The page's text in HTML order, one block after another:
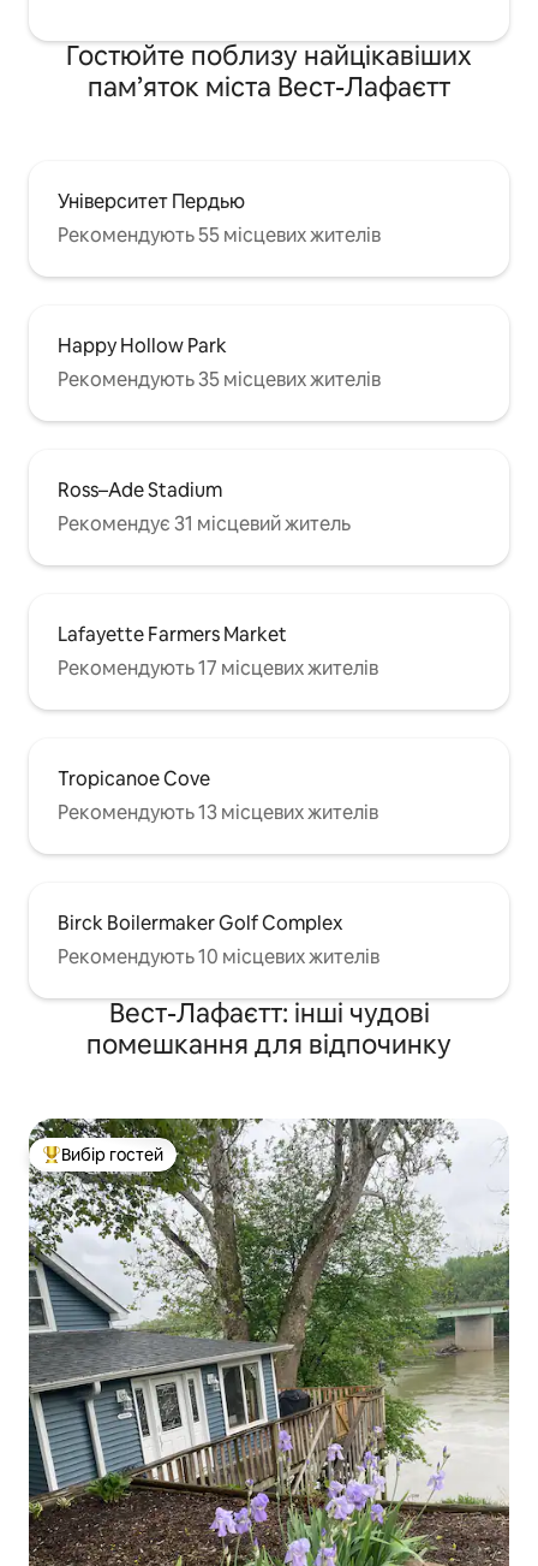
Гостюйте поблизу найцікавіших
пам’яток міста Вест-Лафаєтт
Університет Пердью
Рекомендують 55 місцевих жителів
Happy Hollow Park
Рекомендують 35 місцевих жителів
Ross–Ade Stadium
Рекомендує 31 місцевий житель
Lafayette Farmers Market
Рекомендують 17 місцевих жителів
Tropicanoe Cove
Рекомендують 13 місцевих жителів
Birck Boilermaker Golf Complex
Рекомендують 10 місцевих жителів
Вест-Лафаєтт: інші чудові
помешкання для відпочинку
Топ вибір гостей
Вибір гостей